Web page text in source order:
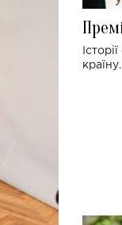
країну.